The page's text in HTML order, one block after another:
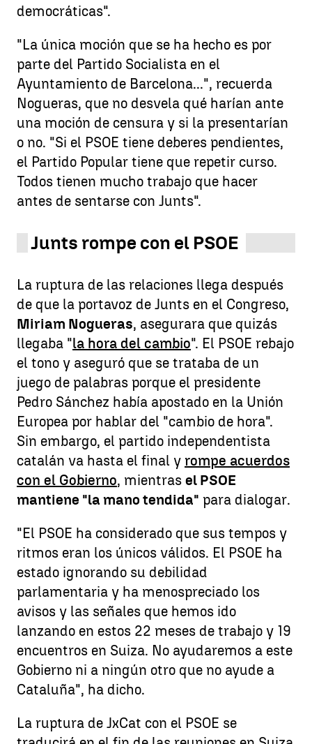
democráticas".
"La única moción que se ha hecho es por
parte del Partido Socialista en el
Ayuntamiento de Barcelona...", recuerda
Nogueras, que no desvela qué harían ante
una moción de censura y si la presentarían
o no. "Si el PSOE tiene deberes pendientes,
el Partido Popular tiene que repetir curso.
Todos tienen mucho trabajo que hacer
antes de sentarse con Junts".
Junts rompe con el PSOE
La ruptura de las relaciones llega después
de que la portavoz de Junts en el Congreso,
Miriam Nogueras, asegurara que quizás
llegaba "la hora del cambio". El PSOE rebajo
el tono y aseguró que se trataba de un
juego de palabras porque el presidente
Pedro Sánchez había apostado en la Unión
Europea por hablar del "cambio de hora".
Sin embargo, el partido independentista
catalán va hasta el final y rompe acuerdos
con el Gobierno, mientras el PSOE
mantiene "la mano tendida" para dialogar.
"El PSOE ha considerado que sus tempos y
ritmos eran los únicos válidos. El PSOE ha
estado ignorando su debilidad
parlamentaria y ha menospreciado los
avisos y las señales que hemos ido
lanzando en estos 22 meses de trabajo y 19
encuentros en Suiza. No ayudaremos a este
Gobierno ni a ningún otro que no ayude a
Cataluña", ha dicho.
La ruptura de JxCat con el PSOE se